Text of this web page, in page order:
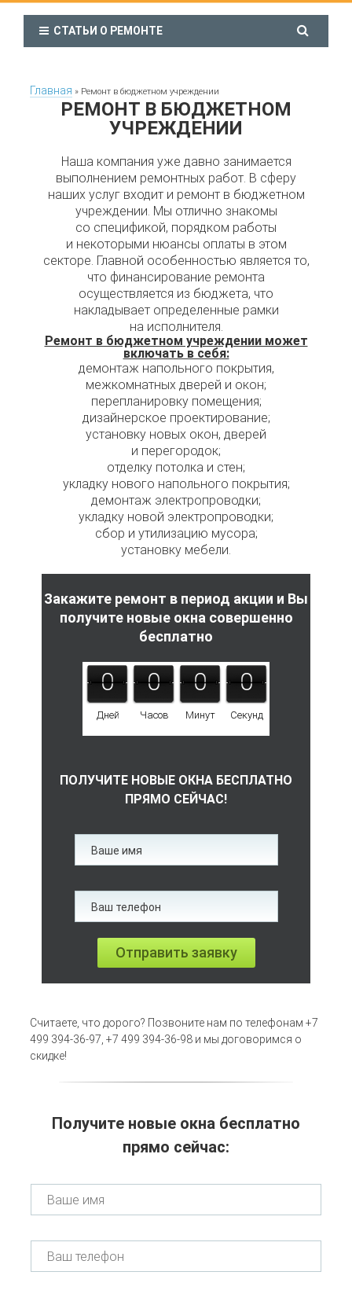
СТАТЬИ О РЕМОНТЕ
Главная » Ремонт в бюджетном учреждении
РЕМОНТ В БЮДЖЕТНОМ
УЧРЕЖДЕНИИ
Наша компания уже давно занимается
выполнением ремонтных работ. В сферу
наших услуг входит и ремонт в бюджетном
учреждении. Мы отлично знакомы
со спецификой, порядком работы
и некоторыми нюансы оплаты в этом
секторе. Главной особенностью является то,
что финансирование ремонта
осуществляется из бюджета, что
накладывает определенные рамки
на исполнителя.
Ремонт в бюджетном учреждении может
включать в себя:
демонтаж напольного покрытия,
межкомнатных дверей и окон;
перепланировку помещения;
дизайнерское проектирование;
установку новых окон, дверей
и перегородок;
отделку потолка и стен;
укладку нового напольного покрытия;
демонтаж электропроводки;
укладку новой электропроводки;
сбор и утилизацию мусора;
установку мебели.
Закажите ремонт в период акции и Вы
получите новые окна совершенно
бесплатно
0
Дней
0
Часов
0
Минут
0
Секунд
ПОЛУЧИТЕ НОВЫЕ ОКНА БЕСПЛАТНО
ПРЯМО СЕЙЧАС!
Отправить заявку
Считаете, что дорого? Позвоните нам по телефонам +7
499 394-36-97, +7 499 394-36-98 и мы договоримся о
скидке!
Получите новые окна бесплатно
прямо сейчас: